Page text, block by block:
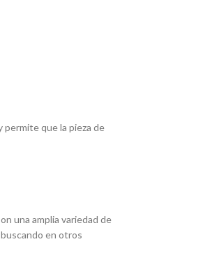
que la pieza de
una amplia variedad de
en otros